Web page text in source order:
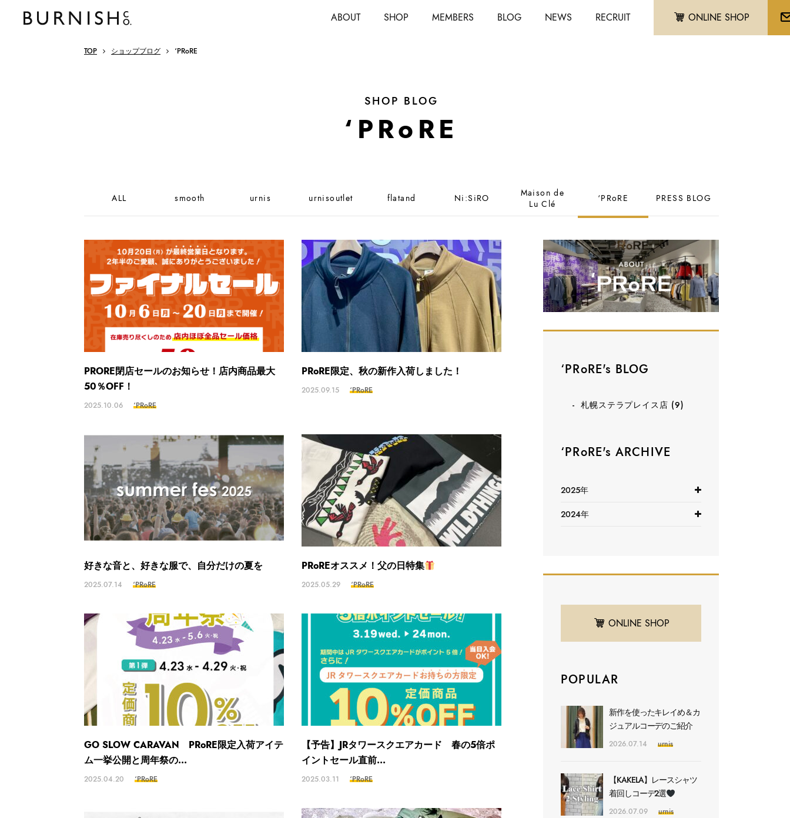
ABOUT SHOP MEMBERS BLOG NEWS RECRUIT ONLINE SHOP
TOP ショップブログ ‘PRoRE
SHOP BLOG
‘PRoRE
ALL smooth urnis urnisoutlet flatand Ni:SiRO
Maison de
Lu Clé
‘PRoRE PRESS BLOG
PRORE閉店セールのお知らせ！店内商品最大
50％OFF！
2025.10.06 ‘PRoRE
PRoRE限定、秋の新作入荷しました！
2025.09.15 ‘PRoRE
好きな音と、好きな服で、自分だけの夏を
2025.07.14 ‘PRoRE
PRoREオススメ！父の日特集
2025.05.29 ‘PRoRE
GO SLOW CARAVAN PRoRE限定入荷アイテ
ム一挙公開と周年祭の...
2025.04.20 ‘PRoRE
【予告】JRタワースクエアカード 春の5倍ポ
イントセール直前...
2025.03.11 ‘PRoRE
‘PRoRE's BLOG
札幌ステラプレイス店 (9)
‘PRoRE's ARCHIVE
2025年
2024年
ONLINE SHOP
POPULAR
新作を使ったキレイめ＆カ
ジュアルコーデのご紹介
2026.07.14 urnis
【KAKELA】レースシャツ
着回しコーデ2選
2026.07.09 urnis